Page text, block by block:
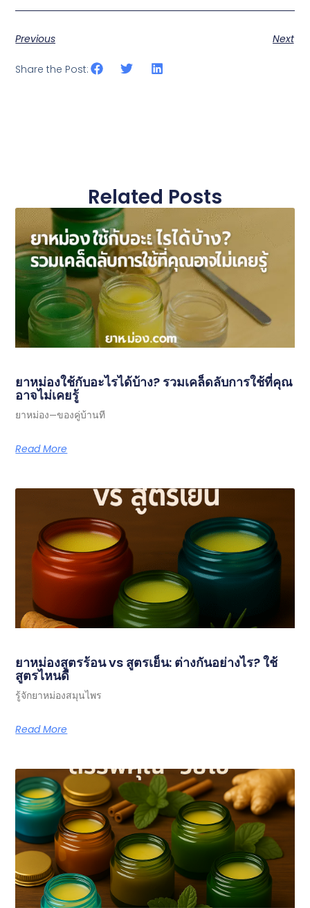
Previous Next
Share the Post:
Related Posts
ยาหม่องใช้กับอะไรได้บ้าง? รวมเคล็ดลับการใช้ที่คุณ
อาจไม่เคยรู้
ยาหม่อง—ของคู่บ้านที
Read More
ยาหม่องสูตรร้อน vs สูตรเย็น: ต่างกันอย่างไร? ใช้
สูตรไหนดี
รู้จักยาหม่องสมุนไพร
Read More